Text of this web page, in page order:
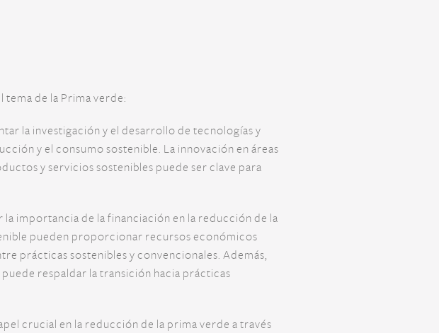
tema de la Prima verde:
la investigación y el desarrollo de tecnologías y
y el consumo sostenible. La innovación en áreas
y servicios sostenibles puede ser clave para
importancia de la financiación en la reducción de la
pueden proporcionar recursos económicos
prácticas sostenibles y convencionales. Además,
respaldar la transición hacia prácticas
crucial en la reducción de la prima verde a través